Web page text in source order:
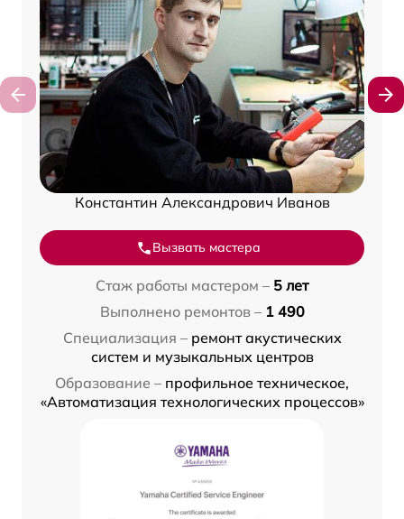
Константин Александрович Иванов
Вызвать мастера
Стаж работы мастером – 5 лет
Выполнено ремонтов – 1 490
Специализация – ремонт акустических
систем и музыкальных центров
Образование – профильное техническое,
«Автоматизация технологических процессов»